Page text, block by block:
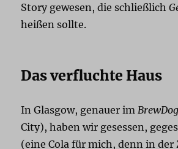
Story gewesen, die schließlich
heißen sollte.
Das verfluchte Haus
In Glasgow, genauer im BrewDog
City), haben wir gesessen,
(eine Cola für mich, denn in der